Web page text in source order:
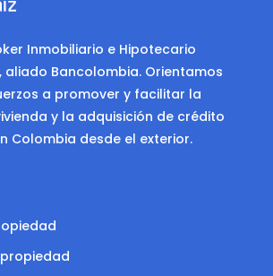
Inmobiliario e Hipotecario
aliado Bancolombia. Orientamos
a promover y facilitar la
y la adquisición de crédito
Colombia desde el exterior.